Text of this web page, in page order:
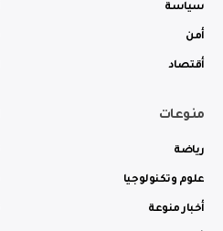
سياسة
أمن
أقتصاد
منوعات
رياضة
علوم وتكنولوجيا
أخبار منوعة